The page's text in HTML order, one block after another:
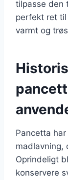
tilpasse den
perfekt ret
varmt og
Pancetta
madlavning,
Oprindeligt
konservere